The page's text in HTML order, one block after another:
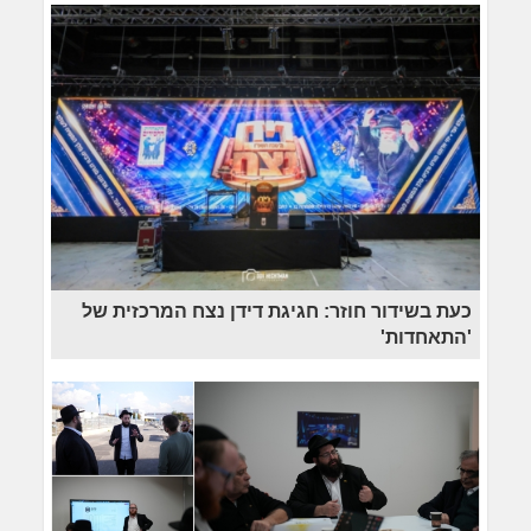
כעת בשידור חוזר: חגיגת דידן נצח המרכזית של
'התאחדות'